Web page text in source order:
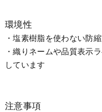
環境性
・塩素樹脂を使わない防
・織りネームや品質表示
しています
注意事項